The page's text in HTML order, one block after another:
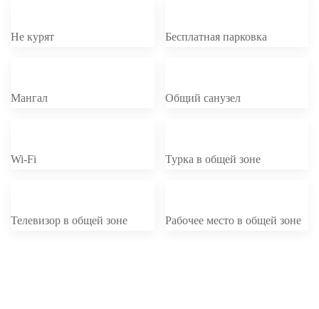
Не курят Бесплатная парковка
Мангал Общий санузел
Wi-Fi Турка в общей зоне
Телевизор в общей зоне Рабочее место в общей зоне